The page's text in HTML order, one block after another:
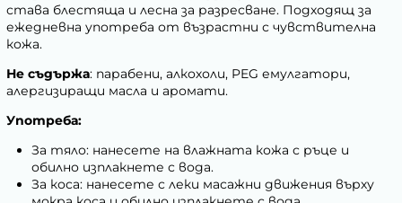
става блестяща и лесна за разресване. Подходящ за
ежедневна употреба от възрастни с чувствителна
кожа.
Не съдържа: парабени, алкохоли, PEG емулгатори,
алергизиращи масла и аромати.
Употреба:
За тяло: нанесете на влажната кожа с ръце и
обилно изплакнете с вода.
За коса: нанесете с леки масажни движения върху